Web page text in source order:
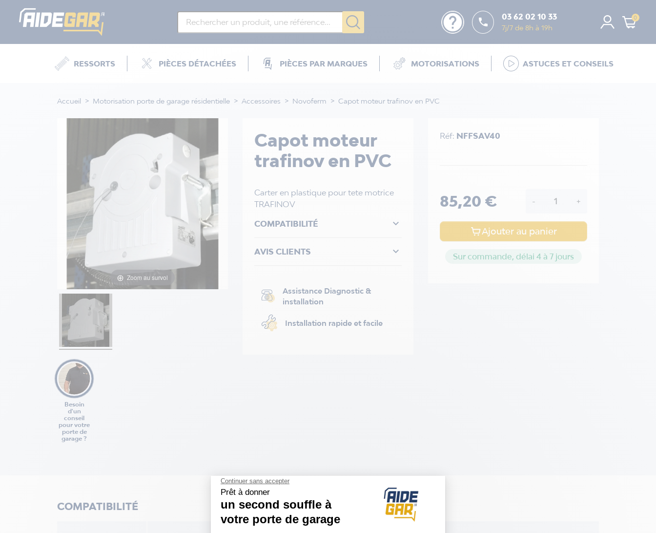
help  03 62 02 10 33
7j/7 de 8h à 19h
0
RESSORTS PIÈCES DÉTACHÉES PIÈCES PAR MARQUES MOTORISATIONS ASTUCES ET CONSEILS
Accueil Motorisation porte de garage résidentielle Accessoires Novoferm Capot moteur trafinov en PVC
Zoom au survol
Besoin
d'un
conseil
pour votre
porte de
garage ?
Capot moteur
trafinov en PVC
Carter en plastique pour tete motrice
TRAFINOV
COMPATIBILITÉ

AVIS CLIENTS 
Assistance Diagnostic &
installation
Installation rapide et facile
Réf: NFFSAV40
85,20 € - +
Ajouter au panier
Sur commande, délai 4 à 7 jours
COMPATIBILITÉ